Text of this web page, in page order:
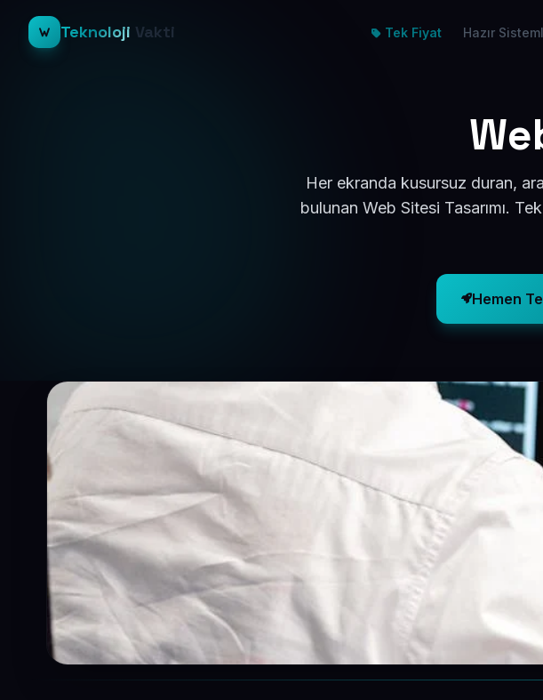
Teknoloji Vakti Tek Fiyat Hazır
Her ekranda kusursuz duran,
bulunan Web Sitesi Tasarımı.
Hemen